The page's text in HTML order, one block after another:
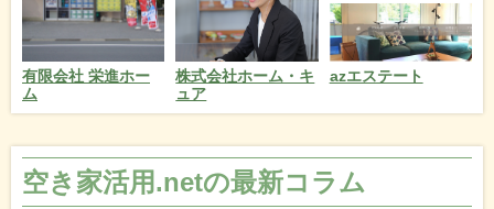
有限会社 栄進ホー
ム
株式会社ホーム・キ
ュア
azエステート
空き家活用.netの最新コラム